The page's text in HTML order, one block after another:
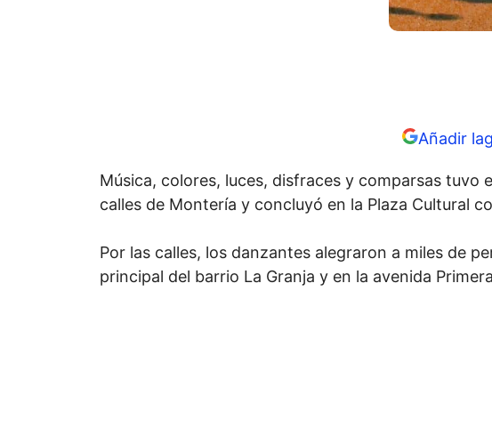
Añadir
Música, colores, luces, disfraces y comparsas tuvo
calles de Montería y concluyó en la Plaza Cultural
Por las calles, los danzantes alegraron a miles de
principal del barrio La Granja y en la avenida